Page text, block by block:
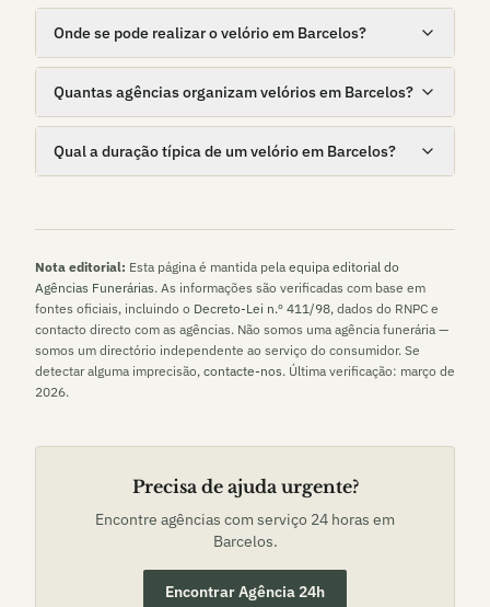
Onde se pode realizar o velório em Barcelos?
Quantas agências organizam velórios em Barcelos?
Qual a duração típica de um velório em Barcelos?
Nota editorial: Esta página é mantida pela equipa editorial do
Agências Funerárias. As informações são verificadas com base em
fontes oficiais, incluindo o Decreto-Lei n.º 411/98, dados do RNPC e
contacto directo com as agências. Não somos uma agência funerária —
somos um directório independente ao serviço do consumidor. Se
detectar alguma imprecisão, contacte-nos. Última verificação: março de
2026.
Precisa de ajuda urgente?
Encontre agências com serviço 24 horas em
Barcelos.
Encontrar Agência 24h